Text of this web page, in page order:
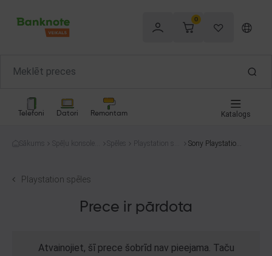
0
Telefoni Datori Remontam Katalogs
Sākums
Spēļu konsoles
Spēles
Playstation spē
Sony Playstation
Playstation spēles
Prece ir pārdota
Atvainojiet, šī prece šobrīd nav pieejama. Taču